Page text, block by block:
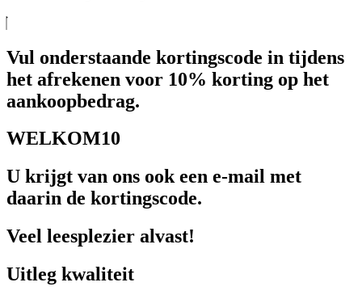
Vul onderstaande kortingscode in tijdens
het afrekenen voor 10% korting op het
aankoopbedrag.
WELKOM10
U krijgt van ons ook een e-mail met
daarin de kortingscode.
Veel leesplezier alvast!
Uitleg kwaliteit